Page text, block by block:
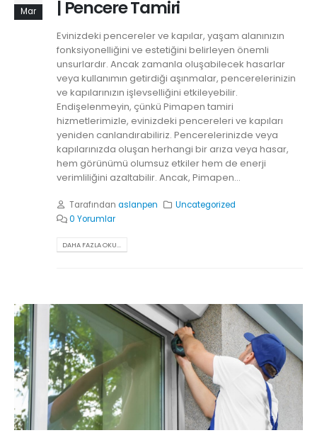
Mar
| Pencere Tamiri
Evinizdeki pencereler ve kapılar, yaşam alanınızın
fonksiyonelliğini ve estetiğini belirleyen önemli
unsurlardır. Ancak zamanla oluşabilecek hasarlar
veya kullanımın getirdiği aşınmalar, pencerelerinizin
ve kapılarınızın işlevselliğini etkileyebilir.
Endişelenmeyin, çünkü Pimapen tamiri
hizmetlerimizle, evinizdeki pencereleri ve kapıları
yeniden canlandırabiliriz. Pencerelerinizde veya
kapılarınızda oluşan herhangi bir arıza veya hasar,
hem görünümü olumsuz etkiler hem de enerji
verimliliğini azaltabilir. Ancak, Pimapen...
Tarafından aslanpen
Uncategorized
0 Yorumlar
DAHA FAZLA OKU...